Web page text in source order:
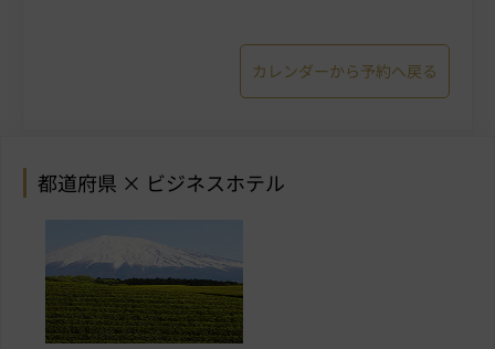
カレンダーから予約へ戻る
都道府県 × ビジネスホテル